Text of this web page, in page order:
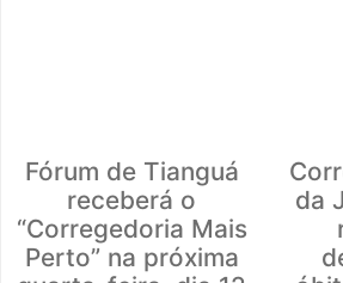
Fórum de Tianguá
receberá o
“Corregedoria Mais
Perto” na próxima
da